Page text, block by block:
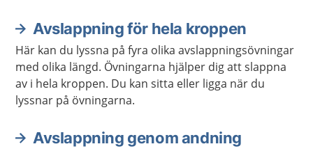
Avslappning för hela kroppen
Här kan du lyssna på fyra olika avslappningsövningar
med olika längd. Övningarna hjälper dig att slappna
av i hela kroppen. Du kan sitta eller ligga när du
lyssnar på övningarna.
Avslappning genom andning